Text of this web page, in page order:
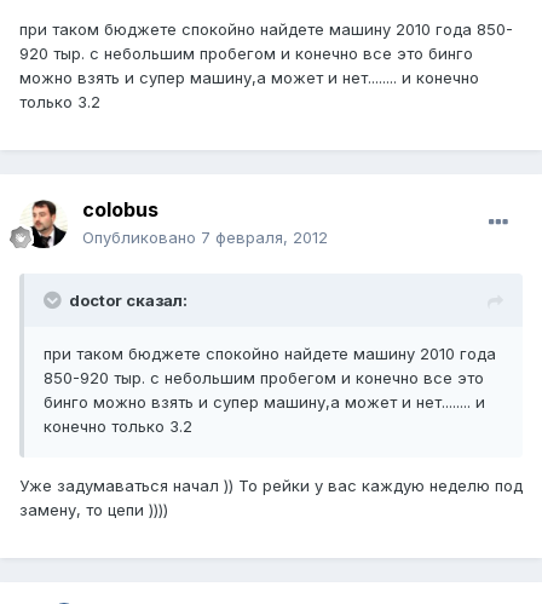
при таком бюджете спокойно найдете машину 2010 года 850-
920 тыр. с небольшим пробегом и конечно все это бинго
можно взять и супер машину,а может и нет........ и конечно
только 3.2
colobus
Опубликовано 7 февраля, 2012
doctor сказал:
при таком бюджете спокойно найдете машину 2010 года
850-920 тыр. с небольшим пробегом и конечно все это
бинго можно взять и супер машину,а может и нет........ и
конечно только 3.2
Уже задумаваться начал )) То рейки у вас каждую неделю под
замену, то цепи ))))